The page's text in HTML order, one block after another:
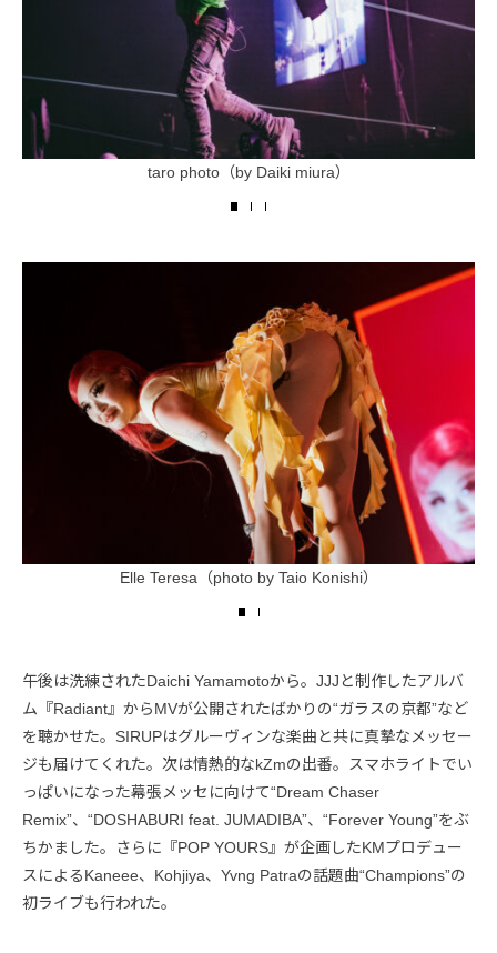
taro photo（by Daiki miura）
Elle Teresa（photo by Taio Konishi）
午後は洗練されたDaichi Yamamotoから。JJJと制作したアルバ
ム『Radiant』からMVが公開されたばかりの“ガラスの京都”など
を聴かせた。SIRUPはグルーヴィンな楽曲と共に真摯なメッセー
ジも届けてくれた。次は情熱的なkZmの出番。スマホライトでい
っぱいになった幕張メッセに向けて“Dream Chaser
Remix”、“DOSHABURI feat. JUMADIBA”、“Forever Young”をぶ
ちかました。さらに『POP YOURS』が企画したKMプロデュー
スによるKaneee、Kohjiya、Yvng Patraの話題曲“Champions”の
初ライブも行われた。